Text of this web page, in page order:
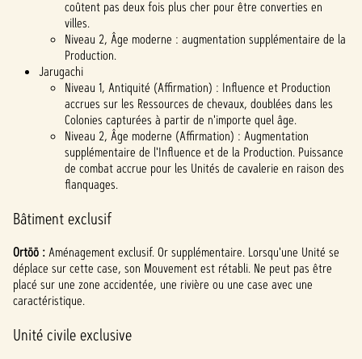
coûtent pas deux fois plus cher pour être converties en
villes.
Niveau 2, Âge moderne : augmentation supplémentaire de la
Production.
Jarugachi
Niveau 1, Antiquité (Affirmation) : Influence et Production
accrues sur les Ressources de chevaux, doublées dans les
Colonies capturées à partir de n'importe quel âge.
Niveau 2, Âge moderne (Affirmation) : Augmentation
supplémentaire de l'Influence et de la Production. Puissance
de combat accrue pour les Unités de cavalerie en raison des
flanquages.
Bâtiment exclusif
Ortöö :Aménagement exclusif. Or supplémentaire. Lorsqu'une Unité se
déplace sur cette case, son Mouvement est rétabli. Ne peut pas être
placé sur une zone accidentée, une rivière ou une case avec une
caractéristique.
Unité civile exclusive